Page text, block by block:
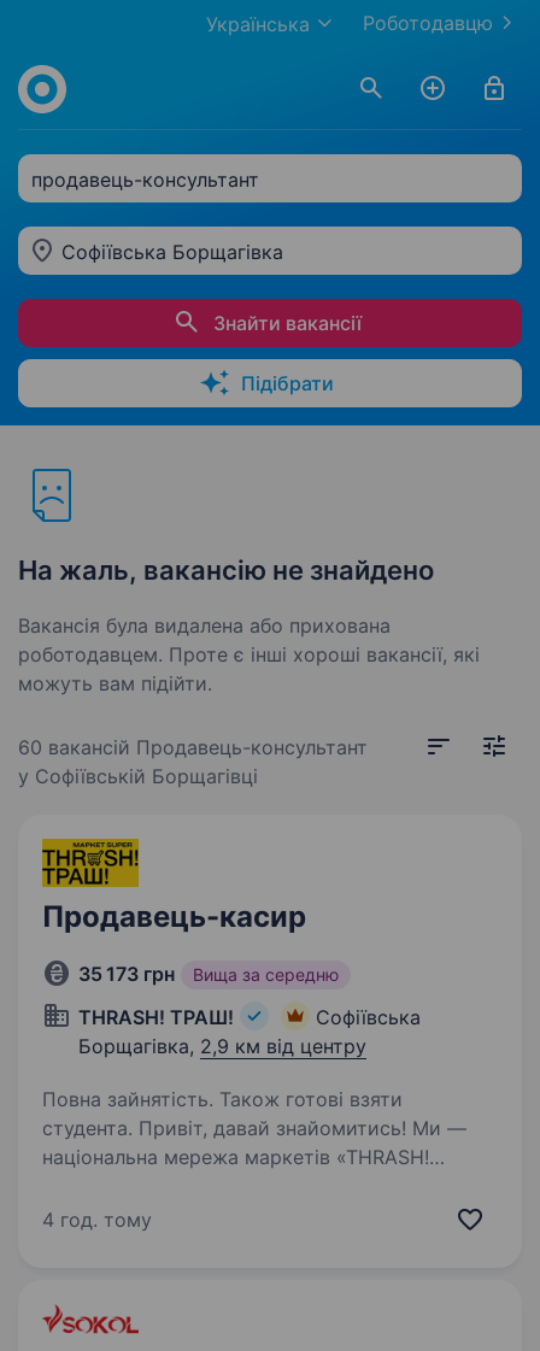
Роботодавцю
Українська
продавець-консультант
Софіївська Борщагівка
Знайти вакансії
Підібрати
На жаль, вакансію не знайдено
Вакансія була видалена або прихована
роботодавцем. Проте є інші хороші вакансії, які
можуть вам підійти.
60 вакансій Продавець-консультант
у Софіївській Борщагівці
Продавець-касир
35 173 грн Вища за середню
THRASH! ТРАШ!
Софіївська
Борщагівка, 2,9 км від центру
Повна зайнятість. Також готові взяти
студента. Привіт, давай знайомитись! Ми —
національна мережа маркетів «THRASH!
Group». Запрошуємо в нашу команду
4 год. тому